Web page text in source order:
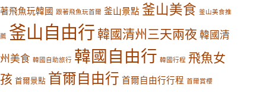
著飛魚玩韓國 跟著飛魚玩首爾 釜山景點 釜山美食 釜山美食推
薦 釜山自由行 韓國清州三天兩夜 韓國清
州美食 韓國自助旅行 韓國自由行 韓國行程 飛魚女
孩 首爾景點 首爾自由行 首爾自由行行程 首爾賞櫻